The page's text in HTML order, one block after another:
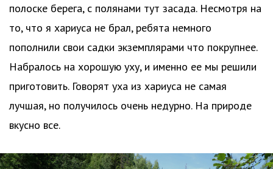
полоске берега, с полянами тут засада. Несмотря на
то, что я хариуса не брал, ребята немного
пополнили свои садки экземплярами что покрупнее.
Набралось на хорошую уху, и именно ее мы решили
приготовить. Говорят уха из хариуса не самая
лучшая, но получилось очень недурно. На природе
вкусно все.